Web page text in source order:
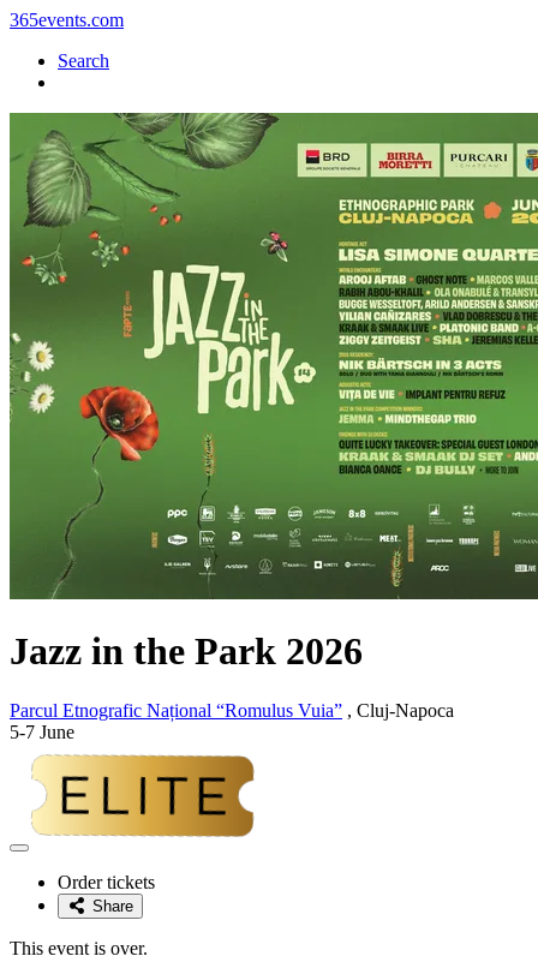
365events.com
Search
Jazz in the Park 2026
Parcul Etnografic Național “Romulus Vuia” , Cluj-Napoca
5-7 June
Adaugă
favoriteOrder tickets
Share
This event is over.